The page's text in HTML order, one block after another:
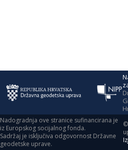
Nadogradnja ove stranice sufinancirana je
iz Europskog socijalnog fonda.
Sadržaj je isključiva odgovornost Državne
geodetske uprave.